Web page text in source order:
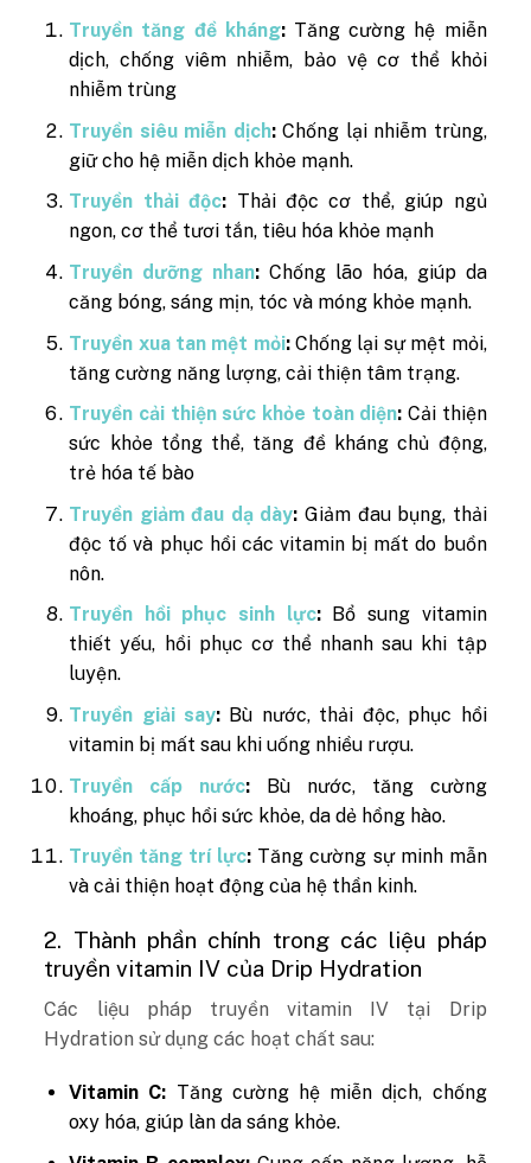
Truyền tăng đề kháng:Tăng cường hệ miễn
dịch, chống viêm nhiễm, bảo vệ cơ thể khỏi
nhiễm trùng
Truyền siêu miễn dịch:Chống lại nhiễm trùng,
giữ cho hệ miễn dịch khỏe mạnh.
Truyền thải độc: Thải độc cơ thể, giúp ngủ
ngon, cơ thể tươi tắn, tiêu hóa khỏe mạnh
Truyền dưỡng nhan: Chống lão hóa, giúp da
căng bóng, sáng mịn, tóc và móng khỏe mạnh.
Truyền xua tan mệt mỏi:Chống lại sự mệt mỏi,
tăng cường năng lượng, cải thiện tâm trạng.
Truyền cải thiện sức khỏe toàn diện: Cải thiện
sức khỏe tổng thể, tăng đề kháng chủ động,
trẻ hóa tế bào
Truyền giảm đau dạ dày: Giảm đau bụng, thải
độc tố và phục hồi các vitamin bị mất do buồn
nôn.
Truyền hồi phục sinh lực:
Bổ sung vitamin
thiết yếu, hồi phục cơ thể nhanh sau khi tập
luyện.
Truyền giải say: Bù nước, thải độc, phục hồi
vitamin bị mất sau khi uống nhiều rượu.
Truyền cấp nước: Bù nước, tăng cường
khoáng, phục hồi sức khỏe, da dẻ hồng hào.
Truyền tăng trí lực: Tăng cường sự minh mẫn
và cải thiện hoạt động của hệ thần kinh.
2. Thành phần chính trong các liệu pháp
truyền vitamin IV của Drip Hydration
Các liệu pháp truyền vitamin IV tại Drip
Hydration sử dụng các hoạt chất sau:
Vitamin C: Tăng cường hệ miễn dịch, chống
oxy hóa, giúp làn da sáng khỏe.